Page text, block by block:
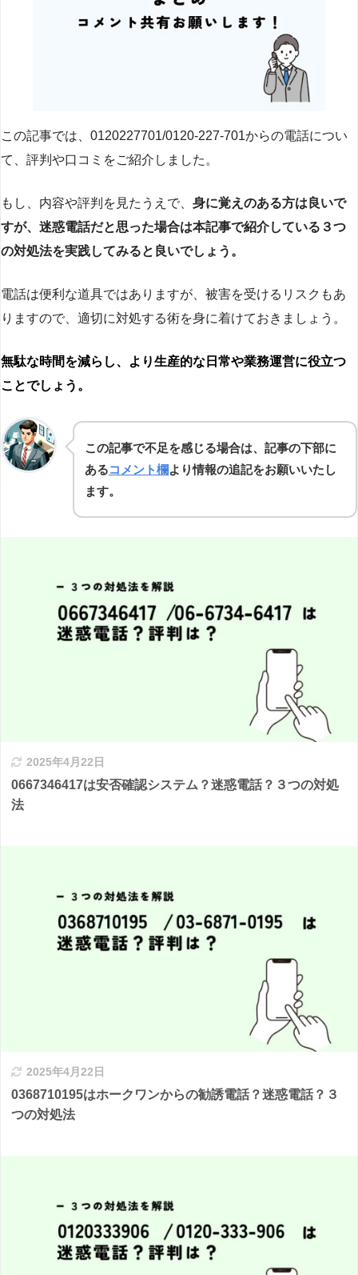
この記事では、0120227701/0120-227-701からの電話につい
て、評判や口コミをご紹介しました。
もし、内容や評判を見たうえで、 身に覚えのある方は良いで
すが、迷惑電話だと思った場合は本記事で紹介している３つ
の対処法を実践してみると良いでしょう。
電話は便利な道具ではありますが、被害を受けるリスクもあ
りますので、適切に対処する術を身に着けておきましょう。
無駄な時間を減らし、より生産的な日常や業務運営に役立つ
ことでしょう。
この記事で不足を感じる場合は、記事の下部に
あるコメント欄より情報の追記をお願いいたし
ます。
2025年4月22日
0667346417は安否確認システム？迷惑電話？３つの対処
法
2025年4月22日
0368710195はホークワンからの勧誘電話？迷惑電話？３
つの対処法